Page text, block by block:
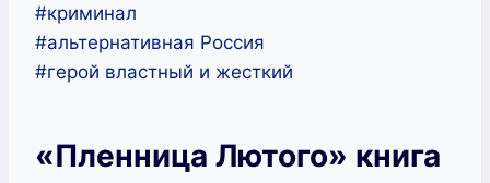
#криминал
#альтернативная Россия
#герой властный и жесткий
«Пленница Лютого» книга